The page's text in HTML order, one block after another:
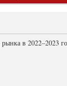
в 2022–2023